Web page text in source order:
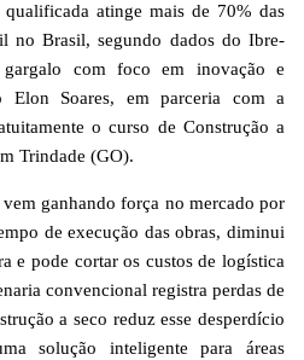
atinge mais de 70% das
no Brasil, segundo dados do Ibre-
gargalo com foco em inovação e
Elon Soares, em parceria com a
o curso de Construção a
Trindade (GO).
ganhando força no mercado por
de execução das obras, diminui
e pode cortar os custos de logística
convencional registra perdas de
a seco reduz esse desperdício
solução inteligente para áreas